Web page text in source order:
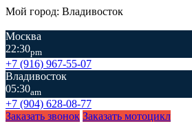
Мой город: Владивосток
Москва
22:30pm
+7 (916) 967-55-07
Владивосток
05:30am
+7 (904) 628-08-77
Заказать звонок Заказать мотоцикл